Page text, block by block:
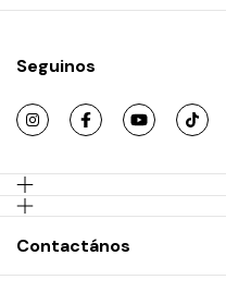
Seguinos
Contactános